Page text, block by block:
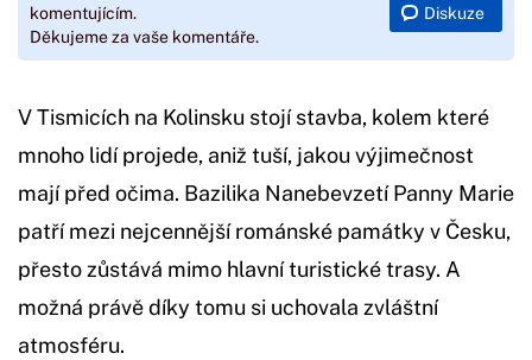
komentujícím.
Děkujeme za vaše komentáře.
Diskuze
V Tismicích na Kolinsku stojí stavba, kolem které
mnoho lidí projede, aniž tuší, jakou výjimečnost
mají před očima. Bazilika Nanebevzetí Panny Marie
patří mezi nejcennější románské památky v Česku,
přesto zůstává mimo hlavní turistické trasy. A
možná právě díky tomu si uchovala zvláštní
atmosféru.